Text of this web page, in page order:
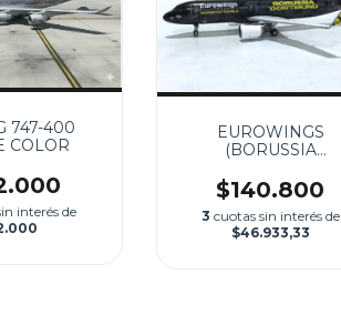
747-400
COLOR
interés de
EUROWINGS
(BORUSSIA
$140.800
3 cuotas sin interés de
$46.933,33